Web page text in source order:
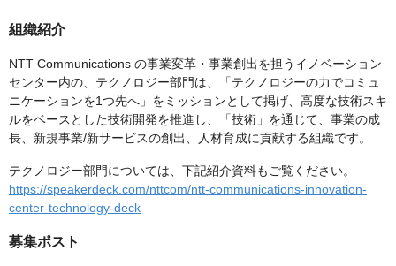
組織紹介
NTT Communications の事業変革・事業創出を担うイノベーション
センター内の、テクノロジー部門は、「テクノロジーの力でコミュ
ニケーションを1つ先へ​」をミッションとして掲げ、高度な技術スキ
ルをベースとした技術開発を推進し、「技術」を通じて、事業の成
長、新規事業/新サービスの創出、人材育成に貢献する組織です。
テクノロジー部門については、下記紹介資料もご覧ください。
https://speakerdeck.com/nttcom/ntt-communications-innovation-
center-technology-deck
募集ポスト